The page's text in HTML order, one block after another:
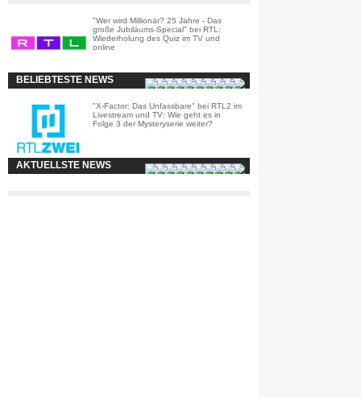
"Wer wird Millionär? 25 Jahre - Das
große Jubiläums-Special" bei RTL:
Wiederholung des Quiz im TV und
online
BELIEBTESTE NEWS
"X-Factor: Das Unfassbare" bei RTL2 im
Livestream und TV: Wie geht es in
Folge 3 der Mysteryserie weiter?
AKTUELLSTE NEWS